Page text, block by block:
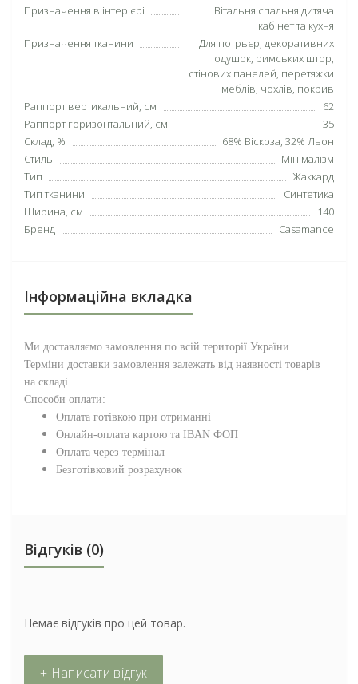
Призначення в інтер'єрі
Вітальня спальня дитяча
кабінет та кухня
Призначення тканини
Для потрьєр, декоративних
подушок, римських штор,
стінових панелей, перетяжки
меблів, чохлів, покрив
Раппорт вертикальний, см
62
Раппорт горизонтальний, см
35
Склад, %
68% Віскоза, 32% Льон
Стиль
Мінімалізм
Тип
Жаккард
Тип тканини
Синтетика
Ширина, см
140
Бренд
Casamance
Інформаційна вкладка
Ми доставляємо замовлення по всій території України.
Терміни доставки замовлення залежать від наявності товарів
на складі.
Способи оплати:
Оплата готівкою при отриманні
Онлайн-оплата картою та IBAN ФОП
Оплата через термінал
Безготівковий розрахунок
Відгуків (0)
Немає відгуків про цей товар.
+ Написати відгук